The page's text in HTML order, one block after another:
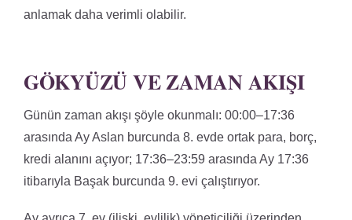
anlamak daha verimli olabilir.
GÖKYÜZÜ VE ZAMAN AKIŞI
Günün zaman akışı şöyle okunmalı: 00:00–17:36
arasında Ay Aslan burcunda 8. evde ortak para, borç,
kredi alanını açıyor; 17:36–23:59 arasında Ay 17:36
itibarıyla Başak burcunda 9. evi çalıştırıyor.